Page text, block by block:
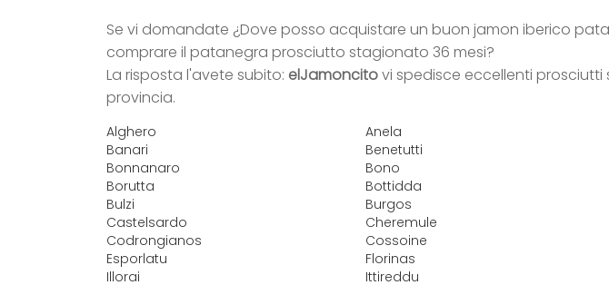
Se vi domandate ¿Dove posso acquistare un buon jamon iberico
comprare il patanegra prosciutto stagionato 36 mesi?
La risposta l'avete subito: elJamoncitovi spedisce eccellenti
provincia.
Alghero Anela
Banari
Benetutti
Bonnanaro
Bono
Borutta
Bottidda
Bulzi
Burgos
Castelsardo
Cheremule
Codrongianos
Cossoine
Esporlatu
Florinas
Illorai
Ittireddu